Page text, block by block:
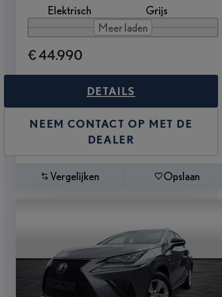
Elektrisch
Grijs
Meer laden
€ 44.990
DETAILS
NEEM CONTACT OP MET DE
DEALER
Vergelijken Opslaan